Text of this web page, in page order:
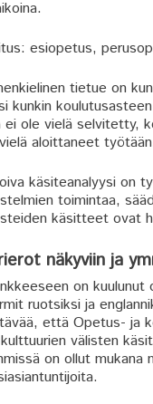
esiopetus,
tietue on
kunkin
ole vielä selvitetty,
aloittaneet
käsiteanalyysi on
toimintaa,
käsitteet ovat
näkyviin ja
on
ruotsiksi ja
että Opetus- ja
välisten
on ollut mukana